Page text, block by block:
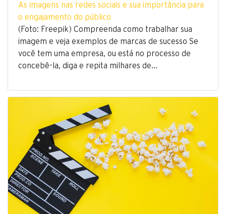
As imagens nas redes sociais e sua importância para
o engajamento do público
(Foto: Freepik) Compreenda como trabalhar sua
imagem e veja exemplos de marcas de sucesso Se
você tem uma empresa, ou está no processo de
concebê-la, diga e repita milhares de…